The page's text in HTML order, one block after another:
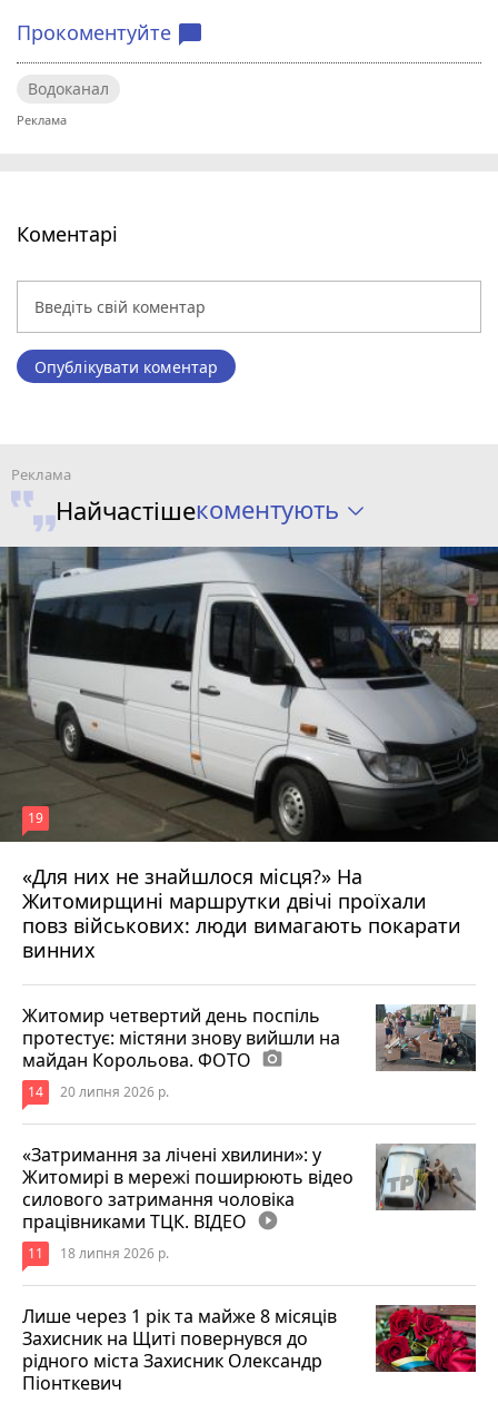
Прокоментуйте chat_bubble
Водоканал
Коментарі
Опублікувати коментар
Найчастішекоментують
«Для них не знайшлося місця?» На
Житомирщині маршрутки двічі проїхали
повз військових: люди вимагають покарати
винних
19
17 липня 2026 р.
Житомир четвертий день поспіль
протестує: містяни знову вийшли на
майдан Корольова. ФОТО photo_camera
14 20 липня 2026 р.
«Затримання за лічені хвилини»: у
Житомирі в мережі поширюють відео
силового затримання чоловіка
працівниками ТЦК. ВІДЕО play_circle_filled
11 18 липня 2026 р.
Лише через 1 рік та майже 8 місяців
Захисник на Щиті повернувся до
рідного міста Захисник Олександр
Піонткевич